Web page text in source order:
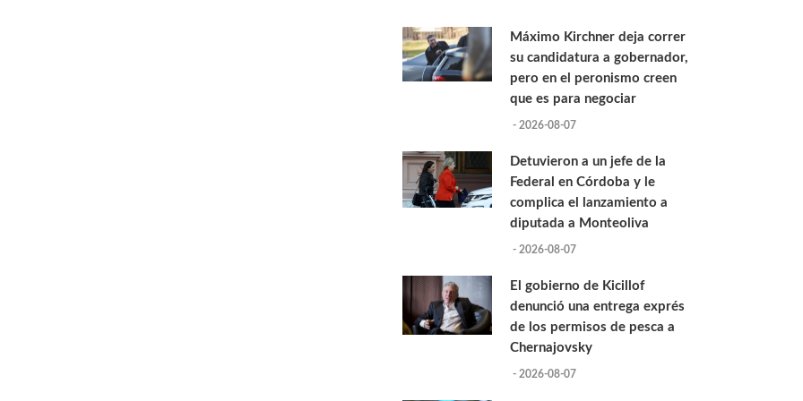
Máximo Kirchner deja correr
su candidatura a gobernador,
pero en el peronismo creen
que es para negociar
- 2026-08-07
Detuvieron a un jefe de la
Federal en Córdoba y le
complica el lanzamiento a
diputada a Monteoliva
- 2026-08-07
El gobierno de Kicillof
denunció una entrega exprés
de los permisos de pesca a
Chernajovsky
- 2026-08-07